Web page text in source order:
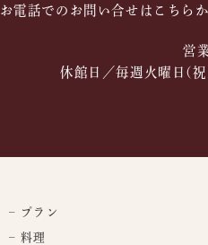
お電話でのお問い合せはこちら
営
休館日／毎週火曜日(
– プラン
– 料理